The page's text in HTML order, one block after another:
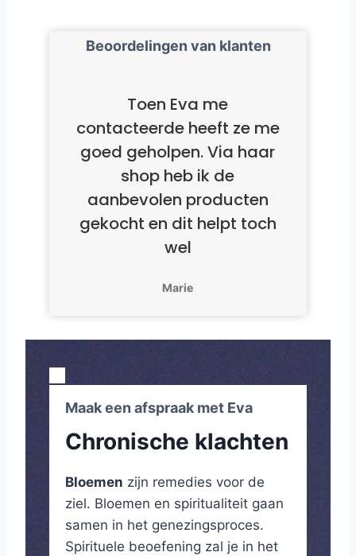
Beoordelingen van klanten
Toen Eva me
contacteerde heeft ze me
goed geholpen. Via haar
shop heb ik de
aanbevolen producten
gekocht en dit helpt toch
wel
Marie
Maak een afspraak met Eva
Chronische klachten
Bloemen zijn remedies voor de
ziel. Bloemen en spiritualiteit gaan
samen in het genezingsproces.
Spirituele beoefening zal je in het